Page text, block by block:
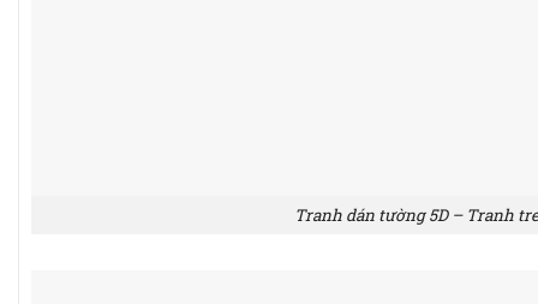
Tranh dán tường 5D – Tranh